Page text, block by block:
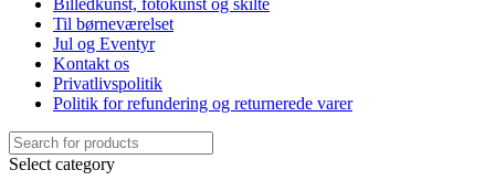
Billedkunst, fotokunst og skilte
Til børneværelset
Jul og Eventyr
Kontakt os
Privatlivspolitik
Politik for refundering og returnerede varer
Select category